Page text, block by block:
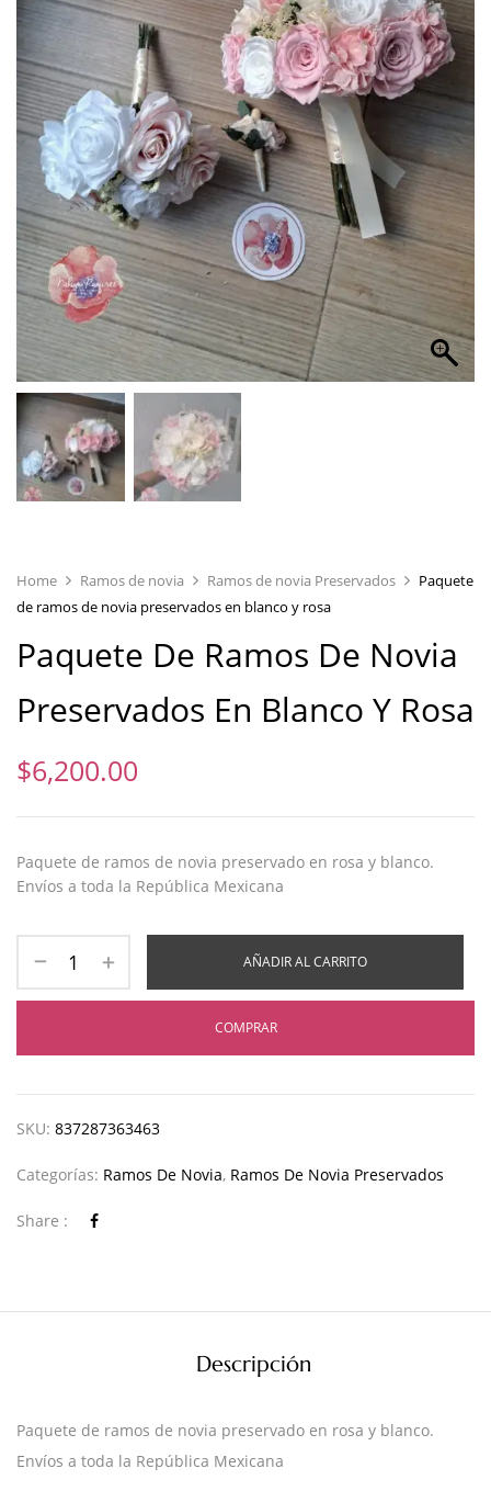
Home Ramos de novia Ramos de novia Preservados
Paquete
de ramos de novia preservados en blanco y rosa
Paquete De Ramos De Novia
Preservados En Blanco Y Rosa
$6,200.00
Paquete de ramos de novia preservado en rosa y blanco.
Envíos a toda la República Mexicana
AÑADIR AL CARRITO
COMPRAR
SKU: 837287363463
Categorías: Ramos De Novia, Ramos De Novia Preservados
Share :
Descripción
Paquete de ramos de novia preservado en rosa y blanco.
Envíos a toda la República Mexicana